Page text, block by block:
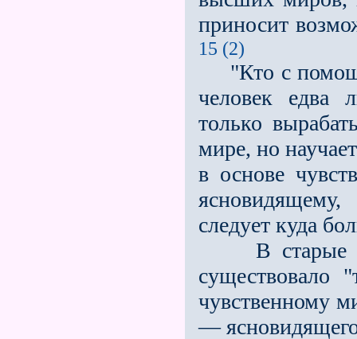
приносит
15 (2)
"Кто с
человек едва
только
мире, но
в основе
ясновидящему,
следует куда
В старые
существовало
чувственному
—